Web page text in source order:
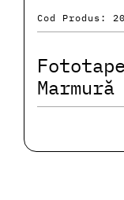
Cod Produs:
Marmură